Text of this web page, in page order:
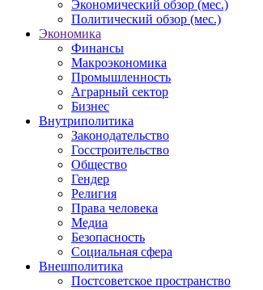
Экономический обзор (мес.)
Политический обзор (мес.)
Экономика
Финансы
Макроэкономика
Промышленность
Аграрный сектор
Бизнес
Внутриполитика
Законодательство
Госстроительство
Общество
Гендер
Религия
Права человека
Медиа
Безопасность
Социальная сфера
Внешполитика
Постсоветское пространство